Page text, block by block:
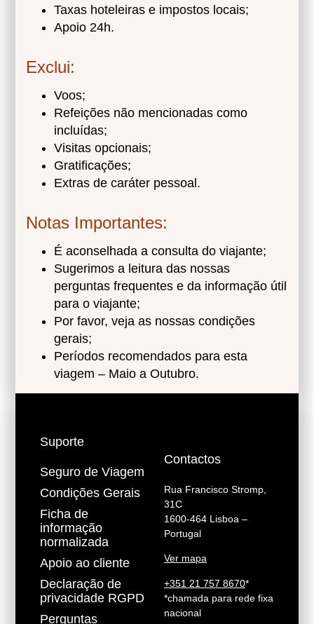
Taxas hoteleiras e impostos locais;
Apoio 24h.
Exclui:
Voos;
Refeições não mencionadas como
incluídas;
Visitas opcionais;
Gratificações;
Extras de caráter pessoal.
Notas Importantes:
É aconselhada a consulta do viajante;
Sugerimos a leitura das nossas
perguntas frequentes e da informação útil
para o viajante;
Por favor, veja as nossas condições
gerais;
Períodos recomendados para esta
viagem – Maio a Outubro.
Suporte
Seguro de Viagem
Condições Gerais
Ficha de
informação
normalizada
Apoio ao cliente
Declaração de
privacidade RGPD
Perguntas
Contactos
Rua Francisco Stromp,
31C
1600-464 Lisboa –
Portugal
Ver mapa
+351 21 757 8670*
*chamada para rede fixa
nacional